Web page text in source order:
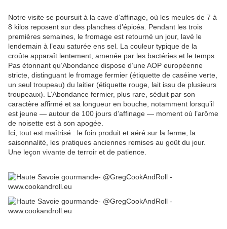
Notre visite se poursuit à la cave d’affinage, où les meules de 7 à
8 kilos reposent sur des planches d’épicéa. Pendant les trois
premières semaines, le fromage est retourné un jour, lavé le
lendemain à l’eau saturée ens sel. La couleur typique de la
croûte apparaît lentement, amenée par les bactéries et le temps.
Pas étonnant qu’Abondance dispose d’une AOP européenne
stricte, distinguant le fromage fermier (étiquette de caséine verte,
un seul troupeau) du laitier (étiquette rouge, lait issu de plusieurs
troupeaux). L’Abondance fermier, plus rare, séduit par son
caractère affirmé et sa longueur en bouche, notamment lorsqu’il
est jeune — autour de 100 jours d’affinage — moment où l’arôme
de noisette est à son apogée.
Ici, tout est maîtrisé : le foin produit et aéré sur la ferme, la
saisonnalité, les pratiques anciennes remises au goût du jour.
Une leçon vivante de terroir et de patience.